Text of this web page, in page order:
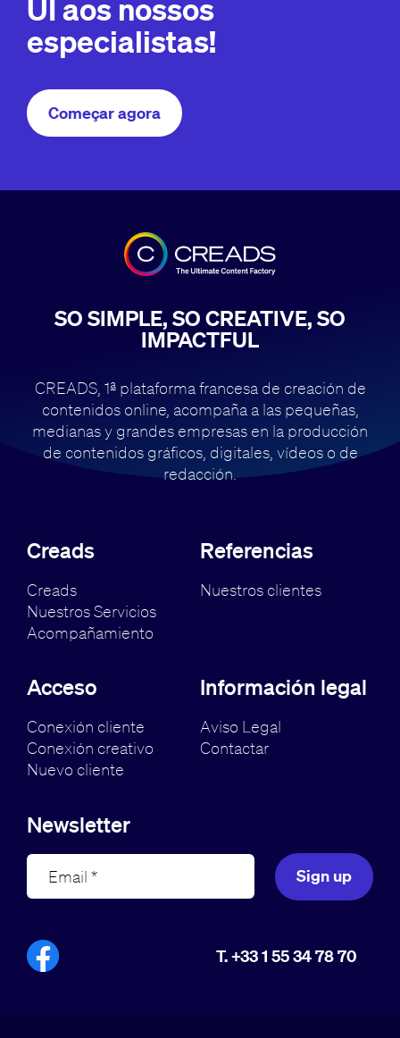
UI aos nossos
especialistas!
Começar agora
SO SIMPLE, SO CREATIVE, SO
IMPACTFUL
CREADS, 1ª plataforma francesa de creación de
contenidos online, acompaña a las pequeñas,
medianas y grandes empresas en la producción
de contenidosgráficos, digitales, vídeos o de
redacción.
Creads
Creads
Nuestros Servicios
Acompañamiento
Referencias
Nuestros clientes
Acceso
Conexión cliente
Conexión creativo
Nuevo cliente
Información legal
Aviso Legal
Contactar
Newsletter
Sign up
T. +33 1 55 34 78 70